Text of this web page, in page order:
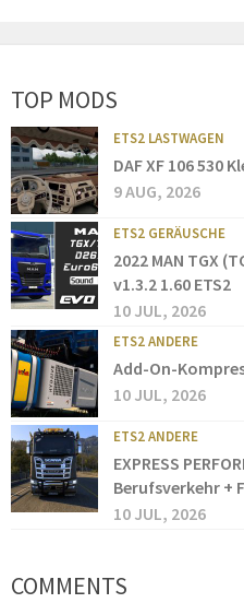
TOP MODS
ETS2 LASTWAGEN
DAF XF 106 530
9 AUG, 2026
ETS2 GERÄUSCHE
2022 MAN TGX
v1.3.2 1.60 ETS2
10 JUL, 2026
ETS2 ANDERE
Add-On-
10 JUL, 2026
ETS2 ANDERE
EXPRESS
Berufsverkehr +
10 JUL, 2026
COMMENTS